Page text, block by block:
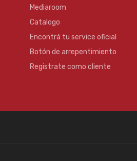
Mediaroom
Catalogo
Encontrá tu service oficial
Botón de arrepentimiento
Registrate como cliente